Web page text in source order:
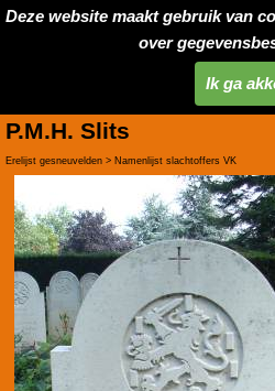
Deze website maakt gebruik van
over
Ik ga
P.M.H. Slits
Erelijst gesneuvelden > Namenlijst slachtoffers VK